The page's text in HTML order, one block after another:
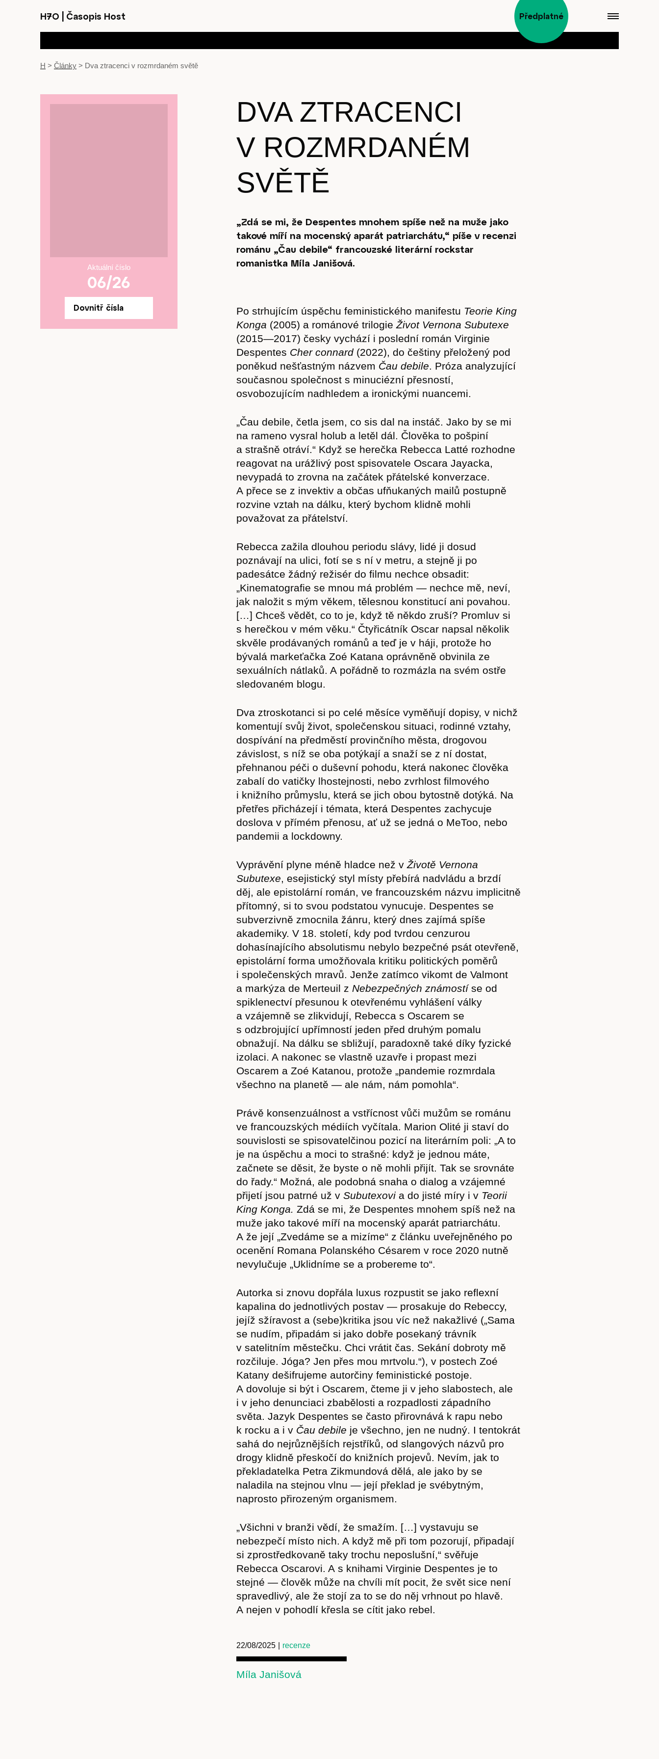
H7O Časopis Host Předplatné
Časopis
Hostcast Akce
Obchod
H > Články > Dva ztracenci v rozmrdaném světě
Aktuální číslo
06/26
Dovnitř čísla
DVA ZTRACENCI
V ROZMRDANÉM
SVĚTĚ
„Zdá se mi, že Despentes mnohem spíše než na muže jako
takové míří na mocenský aparát patriarchátu,“ píše v recenzi
románu „Čau debile“ francouzské literární rockstar
romanistka Míla Janišová.
Po strhujícím úspěchu feministického manifestu Teorie King
Konga (2005) a románové trilogie Život Vernona Subutexe
(2015—2017) česky vychází i poslední román Virginie
Despentes Cher connard(2022), do češtiny přeložený pod
poněkud nešťastným názvem Čau debile. Próza analyzující
současnou společnost s minuciézní přesností,
osvobozujícím nadhledem a ironickými nuancemi.
„Čau debile, četla jsem, co sis dal na instáč. Jako by se mi
na rameno vysral holub a letěl dál. Člověka to pošpiní
a strašně otráví.“ Když se herečka Rebecca Latté rozhodne
reagovat na urážlivý post spisovatele Oscara Jayacka,
nevypadá to zrovna na začátek přátelské konverzace.
A přece se z invektiv a občas ufňukaných mailů postupně
rozvine vztah na dálku, který bychom klidně mohli
považovat za přátelství.
Rebecca zažila dlouhou periodu slávy, lidé ji dosud
poznávají na ulici, fotí se s ní v metru, a stejně ji po
padesátce žádný režisér do filmu nechce obsadit:
„Kinematografie se mnou má problém — nechce mě, neví,
jak naložit s mým věkem, tělesnou konstitucí ani povahou.
[…] Chceš vědět, co to je, když tě někdo zruší? Promluv si
s herečkou v mém věku.“ Čtyřicátník Oscar napsal několik
skvěle prodávaných románů a teď je v háji, protože ho
bývalá markeťačka Zoé Katana oprávněně obvinila ze
sexuálních nátlaků. A pořádně to rozmázla na svém ostře
sledovaném blogu.
Dva ztroskotanci si po celé měsíce vyměňují dopisy, v nichž
komentují svůj život, společenskou situaci, rodinné vztahy,
dospívání na předměstí provinčního města, drogovou
závislost, s níž se oba potýkají a snaží se z ní dostat,
přehnanou péči o duševní pohodu, která nakonec člověka
zabalí do vatičky lhostejnosti, nebo zvrhlost filmového
i knižního průmyslu, která se jich obou bytostně dotýká. Na
přetřes přicházejí i témata, která Despentes zachycuje
doslova v přímém přenosu, ať už se jedná o MeToo, nebo
pandemii a lockdowny.
Vyprávění plyne méně hladce než v Životě Vernona
Subutexe, esejistický styl místy přebírá nadvládu a brzdí
děj, ale epistolární román, ve francouzském názvu implicitně
přítomný, si to svou podstatou vynucuje. Despentes se
subverzivně zmocnila žánru, který dnes zajímá spíše
akademiky. V 18. století, kdy pod tvrdou cenzurou
dohasínajícího absolutismu nebylo bezpečné psát otevřeně,
epistolární forma umožňovala kritiku politických poměrů
i společenských mravů. Jenže zatímco vikomt de Valmont
a markýza de Merteuil z Nebezpečných známostíse od
spiklenectví přesunou k otevřenému vyhlášení války
a vzájemně se zlikvidují, Rebecca s Oscarem se
s odzbrojující upřímností jeden před druhým pomalu
obnažují. Na dálku se sbližují, paradoxně také díky fyzické
izolaci. A nakonec se vlastně uzavře i propast mezi
Oscarem a Zoé Katanou, protože „pandemie rozmrdala
všechno na planetě — ale nám, nám pomohla“.
Právě konsenzuálnost a vstřícnost vůči mužům se románu
ve francouzských médiích vyčítala. Marion Olité ji staví do
souvislosti se spisovatelčinou pozicí na literárním poli: „A to
je na úspěchu a moci to strašné: když je jednou máte,
začnete se děsit, že byste o ně mohli přijít. Tak se srovnáte
do řady.“ Možná, ale podobná snaha o dialog a vzájemné
přijetí jsou patrné už v Subutexovi a do jisté míry i v Teorii
King Konga. Zdá se mi, že Despentes mnohem spíš než na
muže jako takové míří na mocenský aparát patriarchátu.
A že její „Zvedáme se a mizíme“ z článku uveřejněného po
ocenění Romana Polanského Césarem v roce 2020 nutně
nevylučuje „Uklidníme se a probereme to“.
Autorka si znovu dopřála luxus rozpustit se jako reflexní
kapalina do jednotlivých postav — prosakuje do Rebeccy,
jejíž sžíravost a (sebe)kritika jsou víc než nakažlivé („Sama
se nudím, připadám si jako dobře posekaný trávník
v satelitním městečku. Chci vrátit čas. Sekání dobroty mě
rozčiluje. Jóga? Jen přes mou mrtvolu.“), v postech Zoé
Katany dešifrujeme autorčiny feministické postoje.
A dovoluje si být i Oscarem, čteme ji v jeho slabostech, ale
i v jeho denunciaci zbabělosti a rozpadlosti západního
světa. Jazyk Despentes se často přirovnává k rapu nebo
k rocku a i v Čau debile je všechno, jen ne nudný. I tentokrát
sahá do nejrůznějších rejstříků, od slangových názvů pro
drogy klidně přeskočí do knižních projevů. Nevím, jak to
překladatelka Petra Zikmundová dělá, ale jako by se
naladila na stejnou vlnu — její překlad je svébytným,
naprosto přirozeným organismem.
„Všichni v branži vědí, že smažím. […] vystavuju se
nebezpečí místo nich. A když mě při tom pozorují, připadají
si zprostředkovaně taky trochu neposlušní,“ svěřuje
Rebecca Oscarovi. A s knihami Virginie Despentes je to
stejné — člověk může na chvíli mít pocit, že svět sice není
spravedlivý, ale že stojí za to se do něj vrhnout po hlavě.
A nejen v pohodlí křesla se cítit jako rebel.
22/08/2025 recenze
Míla Janišová